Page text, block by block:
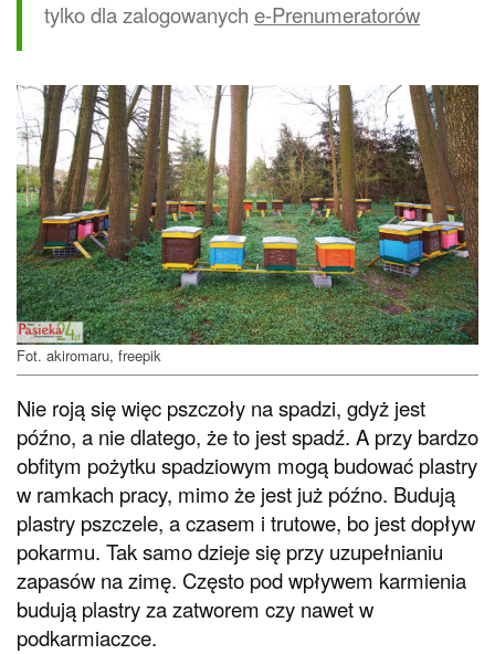
tylko dla zalogowanych e-Prenumeratorów
Fot. akiromaru, freepik
Nie roją się więc pszczoły na spadzi, gdyż jest
późno, a nie dlatego, że to jest spadź. A przy bardzo
obfitym pożytku spadziowym mogą budować plastry
w ramkach pracy, mimo że jest już późno. Budują
plastry pszczele, a czasem i trutowe, bo jest dopływ
pokarmu. Tak samo dzieje się przy uzupełnianiu
zapasów na zimę. Często pod wpływem karmienia
budują plastry za zatworem czy nawet w
podkarmiaczce.